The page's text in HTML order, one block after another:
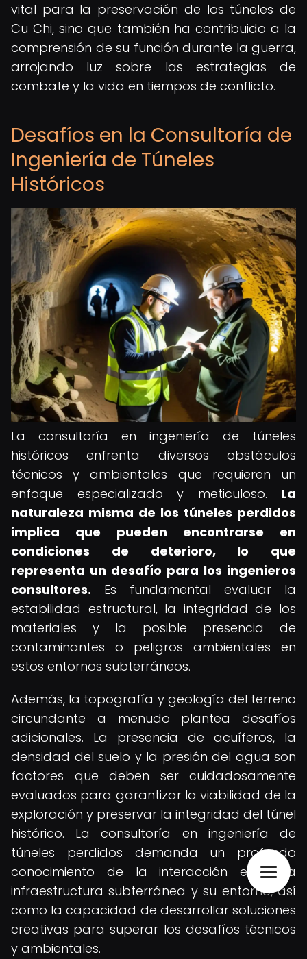
vital para la preservación de los túneles de
Cu Chi, sino que también ha contribuido a la
comprensión de su función durante la guerra,
arrojando luz sobre las estrategias de
combate y la vida en tiempos de conflicto.
Desafíos en la Consultoría de
Ingeniería de Túneles
Históricos
La consultoría en ingeniería de túneles
históricos enfrenta diversos obstáculos
técnicos y ambientales que requieren un
enfoque especializado y meticuloso. La
naturaleza misma de los túneles perdidos
implica que pueden encontrarse en
condiciones de deterioro, lo que
representa un desafío para los ingenieros
consultores. Es fundamental evaluar la
estabilidad estructural, la integridad de los
materiales y la posible presencia de
contaminantes o peligros ambientales en
estos entornos subterráneos.
Además, la topografía y geología del terreno
circundante a menudo plantea desafíos
adicionales. La presencia de acuíferos, la
densidad del suelo y la presión del agua son
factores que deben ser cuidadosamente
evaluados para garantizar la viabilidad de la
exploración y preservar la integridad del túnel
histórico. La consultoría en ingeniería de
túneles perdidos demanda un profundo
conocimiento de la interacción entre la
infraestructura subterránea y su entorno, así
como la capacidad de desarrollar soluciones
creativas para superar los desafíos técnicos
y ambientales.